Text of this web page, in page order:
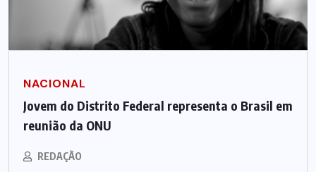
NACIONAL
Jovem do Distrito Federal representa o Brasil em
reunião da ONU
REDAÇÃO